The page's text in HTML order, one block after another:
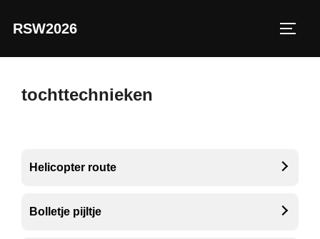
naarRSW2026
tochttechnieken
Helicopter route
Bolletje pijltje